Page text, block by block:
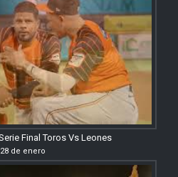
Final Toros Vs Leones
de enero